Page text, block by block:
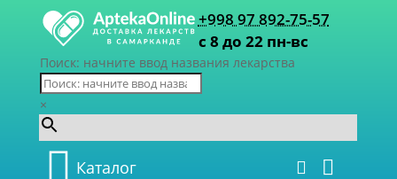
+998 97 892-75-57
с 8 до 22 пн-вс
Поиск: начните ввод названия лекарства
×
Каталог